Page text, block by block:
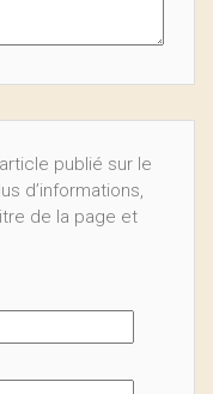
publié sur le
d’informations,
de la page et